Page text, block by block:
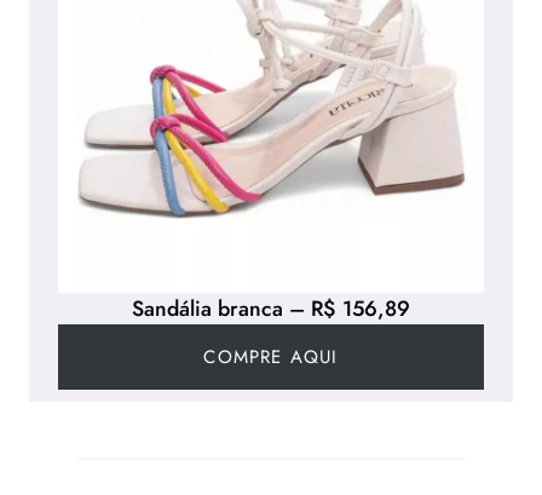
Sandália branca – R$ 156,89
COMPRE AQUI